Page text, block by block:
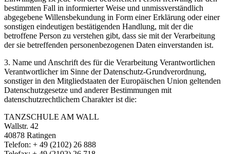
bestimmten Fall in informierter Weise und unmissverständlich
abgegebene Willensbekundung in Form einer Erklärung oder einer
sonstigen eindeutigen bestätigenden Handlung, mit der die
betroffene Person zu verstehen gibt, dass sie mit der Verarbeitung
der sie betreffenden personenbezogenen Daten einverstanden ist.
3. Name und Anschrift des für die Verarbeitung Verantwortlichen
Verantwortlicher im Sinne der Datenschutz-Grundverordnung,
sonstiger in den Mitgliedstaaten der Europäischen Union geltenden
Datenschutzgesetze und anderer Bestimmungen mit
datenschutzrechtlichem Charakter ist die:
TANZSCHULE AM WALL
Wallstr. 42
40878 Ratingen
Telefon: + 49 (2102) 26 888